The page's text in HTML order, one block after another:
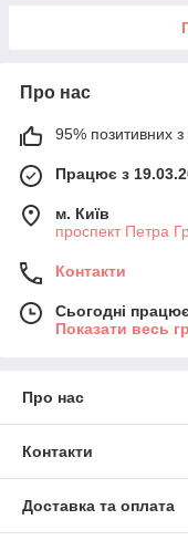
Про нас
95% позитивних з
Працює з
м. Київ
проспект Петра
Контакти
Сьогодні
Показати весь
Про нас
Контакти
Доставка та оплата